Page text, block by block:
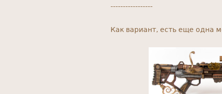
-----------------
Как вариант, есть еще одна